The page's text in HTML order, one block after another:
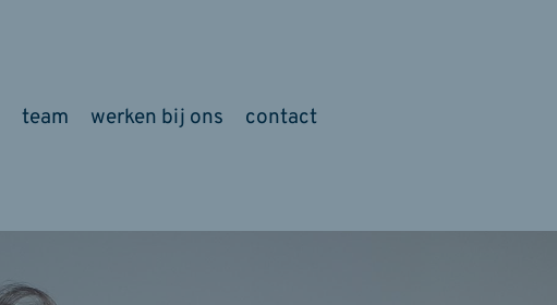
team werken bij ons contact